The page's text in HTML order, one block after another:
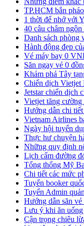
TP.HCM bắn
1 thời để nhớ với
40 câu châm ngôn
Danh sách
Hành động đẹp
Vé máy bay 0
Săn ngay vé 0
Khám phá Tây
Chiến dịch Vietjet
Jetstar chiến dịch
Vietjet tăng
Hướng dẫn chi
Vietnam Airlines
Ngày hội tuyển
Thực hư chuyện
Những quy định
Lịch cấm đường
Tổng thống Mỹ
Chi tiết các mức
Tuyển booker
Tuyển Admin
Hướng dẫn săn
Lưu ý khi ăn
Cận trọng chiêu